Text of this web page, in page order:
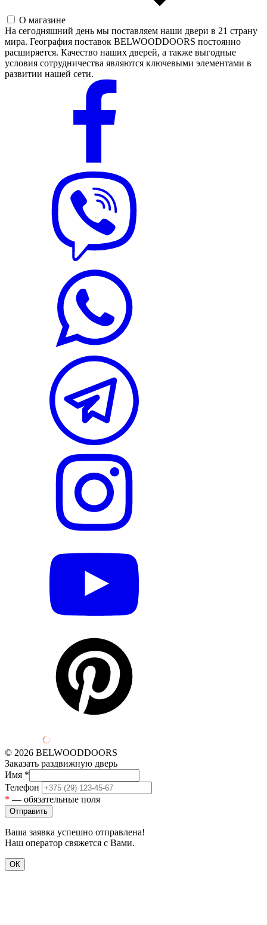
О магазине
На сегодняшний день мы поставляем наши двери в 21 страну
мира. География поставок BELWOODDOORS постоянно
расширяется. Качество наших дверей, а также выгодные
условия сотрудничества являются ключевыми элементами в
развитии нашей сети.
© 2026 BELWOODDOORS
Заказать раздвижную дверь
Имя *
Телефон
* — обязательные поля
Ваша заявка успешно отправлена!
Наш оператор свяжется с Вами.
ОК